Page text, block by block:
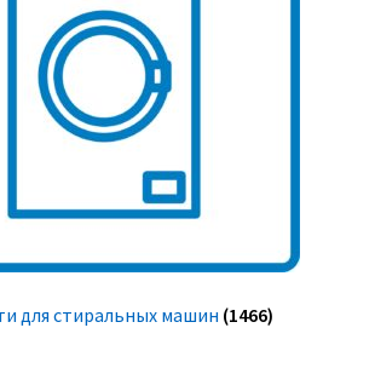
для стиральных машин (1466)